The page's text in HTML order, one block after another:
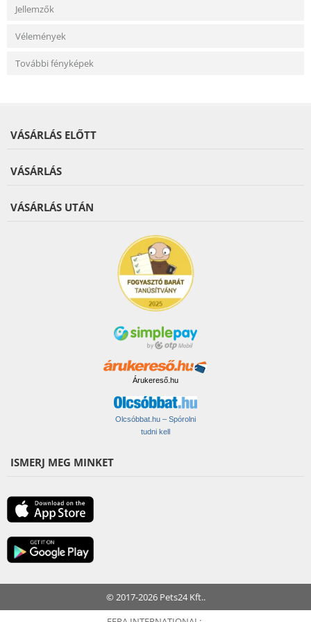
Jellemzők
Vélemények
További fényképek
VÁSÁRLÁS ELŐTT
VÁSÁRLÁS
VÁSÁRLÁS UTÁN
Árukereső.hu
Olcsóbbat.hu – Spórolni
tudni kell
ISMERJ MEG MINKET
© 2017-2026 Pets24 Kft..